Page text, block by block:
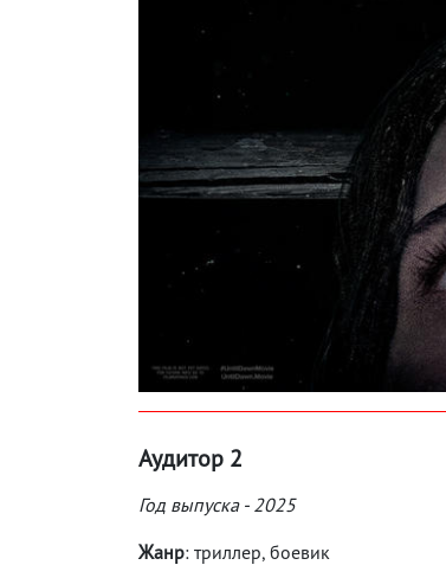
Аудитор 2
Год выпуска - 2025
Жанр: триллер, боевик